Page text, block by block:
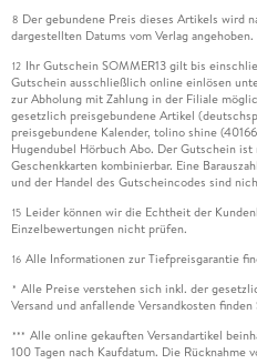
8 Der gebundene Preis dieses Artikels wird
dargestellten Datums vom Verlag angehoben.
12 Ihr Gutschein SOMMER13 gilt bis
Gutschein ausschließlich online einlösen
zur Abholung mit Zahlung in der Filiale
gesetzlich preisgebundene Artikel
preisgebundene Kalender, tolino shine
Hugendubel Hörbuch Abo. Der Gutschein
Geschenkkarten kombinierbar. Eine
und der Handel des Gutscheincodes sind
15 Leider können wir die Echtheit der
Einzelbewertungen nicht prüfen.
16 Alle Informationen zur Tiefpreisgarantie
* Alle Preise verstehen sich inkl. der
Versand und anfallende Versandkosten finden
*** Alle online gekauften Versandartikel
100 Tagen nach Kaufdatum. Die